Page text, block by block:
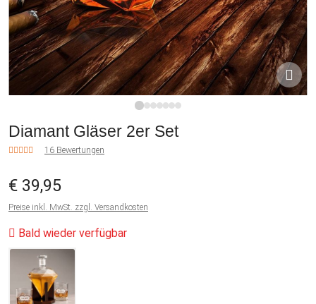
Diamant Gläser 2er Set
16 Bewertungen
€ 39,95
Preise inkl. MwSt. zzgl. Versandkosten
Bald wieder verfügbar